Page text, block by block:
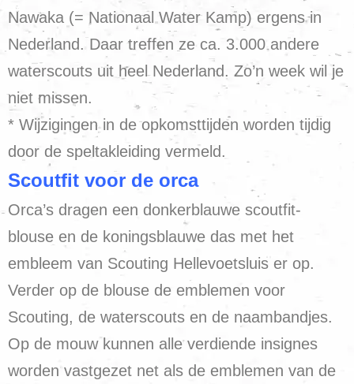
Nawaka (= Nationaal Water Kamp) ergens in
Nederland. Daar treffen ze ca. 3.000 andere
waterscouts uit heel Nederland. Zo’n week wil je
niet missen.
* Wijzigingen in de opkomsttijden worden tijdig
door de speltakleiding vermeld.
Scoutfit voor de orca
Orca’s dragen een donkerblauwe scoutfit-
blouse en de koningsblauwe das met het
embleem van Scouting Hellevoetsluis er op.
Verder op de blouse de emblemen voor
Scouting, de waterscouts en de naambandjes.
Op de mouw kunnen alle verdiende insignes
worden vastgezet net als de emblemen van de